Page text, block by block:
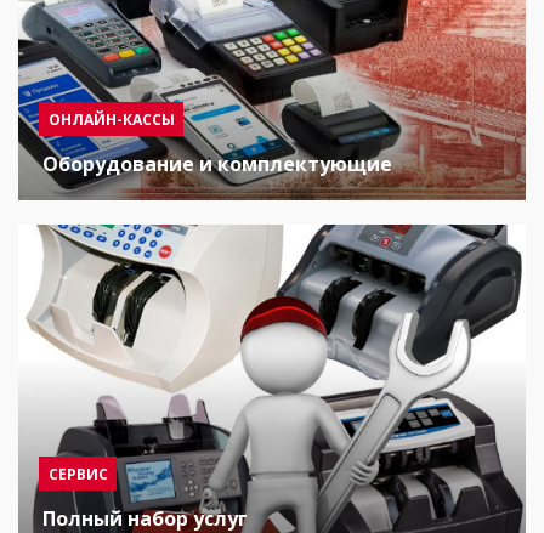
ОНЛАЙН-КАССЫ
Оборудование и комплектующие
СЕРВИС
Полный набор услуг